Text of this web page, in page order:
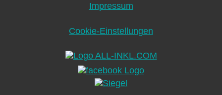
Impressum
Cookie-Einstellungen